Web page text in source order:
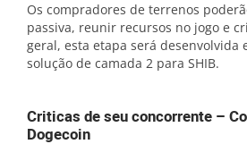
Os compradores de terrenos
passiva, reunir recursos no jogo e
geral, esta etapa será desenvolvida
solução de camada 2 para SHIB.
Criticas de seu concorrente –
Dogecoin